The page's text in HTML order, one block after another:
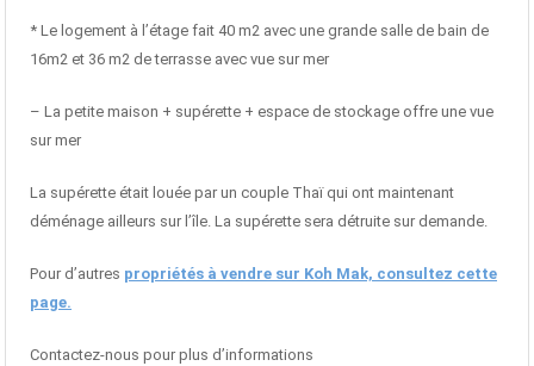
* Le logement à l’étage fait 40 m2 avec une grande salle de bain de
16m2 et 36 m2 de terrasse avec vue sur mer
– La petite maison + supérette + espace de stockage offre une vue
sur mer
La supérette était louée par un couple Thaï qui ont maintenant
déménage ailleurs sur l’île. La supérette sera détruite sur demande.
Pour d’autres propriétés à vendre sur Koh Mak, consultez cette
page.
Contactez-nous pour plus d’informations